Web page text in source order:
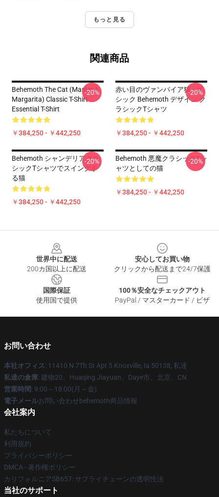
もっと見る
関連商品
Behemoth The Cat (Master &
Margarita) Classic T-Shirt
Essential T-Shirt
￥384,250 - ￥442,250
-20%
赤い目のヴァンパイア猫 - ゴ
シック Behemoth デザイン ク
ラシックTシャツ
￥384,250 - ￥442,250
-20%
Behemoth シャンデリアクラ
シックTシャツでスイングす
る猫
￥384,250 - ￥442,250
-20%
Behemoth 悪魔クラシックTシ
ャツとしての猫
￥384,250 - ￥442,250
-20%
世界中に配送
200カ国以上に配送
安心してお買い物
クリックから配送まで24/7保護
国際保証
使用国で提供
100％安全なチェックアウト
PayPal / マスターカード / ビザ
お問い合わせ
本社オフィス: 11410 N 7Th St Apt 5 Knoxville, Ia 50138, 私達
私達の倉庫: 建物20、Huaqing Jiayuan、Daye市、北京、CN
営業時間: 9:00～18:00(月～金)
電子メールお問い合わせbehemoth商品情報
会社案内
私たちについて
利用規約
プライバシーポリシー
DMCA - 著作権ポリシー
カリフォルニアSB657: サプライチェーンの透明性法
当社のサポート